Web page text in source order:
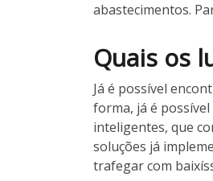
abastecimentos.
Quais os
Já é possível
forma, já é
inteligentes, que
soluções já
trafegar com